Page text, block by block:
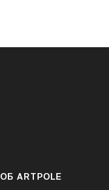
ОБ ARTPOLE